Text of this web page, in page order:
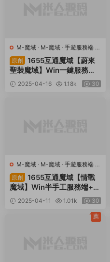
M-魔域 · M-魔域 · 手遊服務端 ·
端遊服務端
原創
1655互通魔域【蔚來
聖裝魔域】Win一鍵服務端
+本地驗證+本地注冊+全套
工具+視頻架設教程
2025-04-16 1.18k 30
M-魔域 · M-魔域 · 手遊服務端 ·
端遊服務端
原創
1655互通魔域【情戰
魔域】Win半手工服務端+本
地驗證+本地注冊+全套工具
+視頻架設教程
2025-04-11 1.01k 30
薦